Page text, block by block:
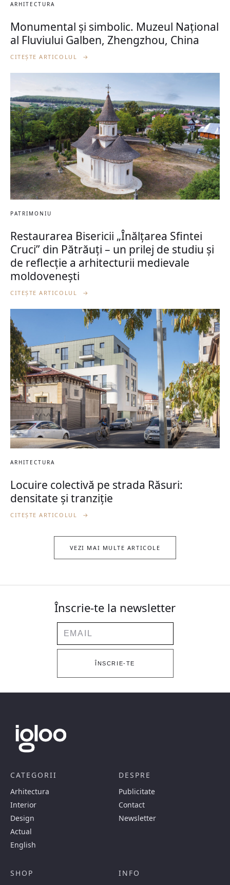
ARHITECTURA
Monumental și simbolic. Muzeul Național
al Fluviului Galben, Zhengzhou, China
CITEȘTE ARTICOLUL →
PATRIMONIU
Restaurarea Bisericii „Înălțarea Sfintei
Cruci” din Pătrăuți – un prilej de studiu și
de reflecție a arhitecturii medievale
moldovenești
CITEȘTE ARTICOLUL →
ARHITECTURA
Locuire colectivă pe strada Răsuri:
densitate și tranziție
CITEȘTE ARTICOLUL →
VEZI MAI MULTE ARTICOLE
Înscrie-te la newsletter
Email
ÎNSCRIE-TE
CATEGORII
Arhitectura
Interior
Design
Actual
English
DESPRE
Publicitate
Contact
Newsletter
SHOP
INFO